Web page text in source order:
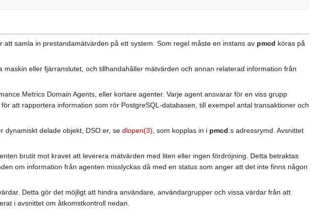
att samla in prestandamätvärden på ett system. Som regel måste en instans av pmcd köras på
eller fjärranslutet, och tillhandahåller mätvärden och annan relaterad information från
Metrics Domain Agents, eller kortare agenter. Varje agent ansvarar för en viss grupp
för att rapportera information som rör PostgreSQL-databasen, till exempel antal transaktioner och
dynamiskt delade objekt, DSO:er, se dlopen(3), som kopplas in i pmcd:s adressrymd. Avsnittet
brutit mot kravet att leverera mätvärden med liten eller ingen fördröjning. Detta betraktas
om information från agenten misslyckas då med en status som anger att det inte finns någon
Detta gör det möjligt att hindra användare, användargrupper och vissa värdar från att
i avsnittet om åtkomstkontroll nedan.